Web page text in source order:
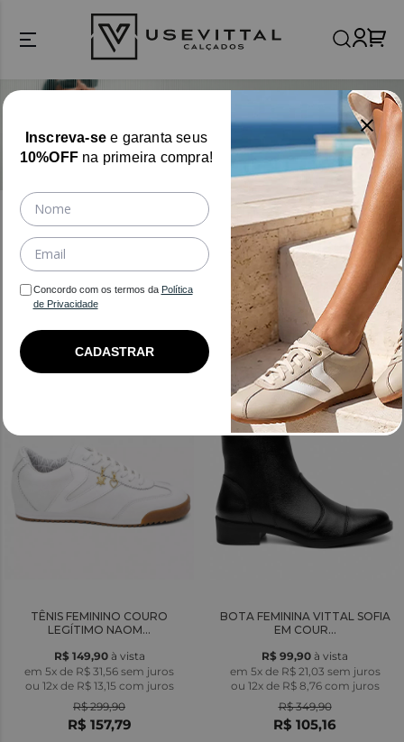
Filtros
USE VITTAL Novidades
TÊNIS FEMININO COURO
LEGÍTIMO NAOM...
R$ 299,90
R$ 157,79
em 5x de R$ 31,56 sem juros
ou 12x de R$ 13,15 com juros
R$ 149,90à vista
-70%
COURO LEGÍTIMO
BOTA FEMININA VITTAL SOFIA
EM COUR...
R$ 349,90
R$ 105,16
em 5x de R$ 21,03 sem juros
ou 12x de R$ 8,76 com juros
R$ 99,90 à vista
Inscreva-se e garanta seus
10%OFF na primeira compra!
Concordo com os termos da Política
de Privacidade
CADASTRAR